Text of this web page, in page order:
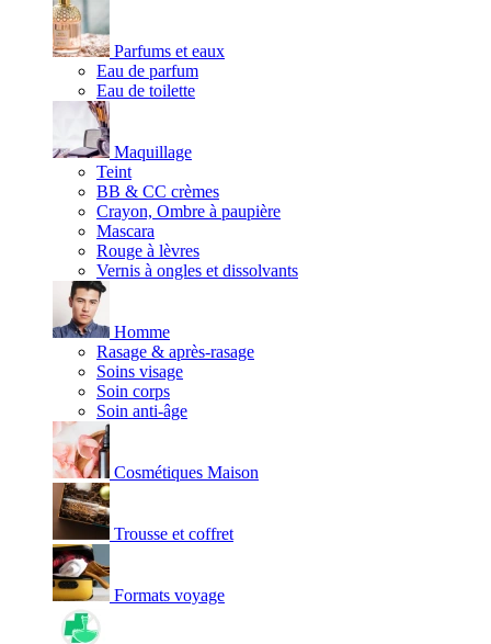
Parfums et eaux
Eau de parfum
Eau de toilette
Maquillage
Teint
BB & CC crèmes
Crayon, Ombre à paupière
Mascara
Rouge à lèvres
Vernis à ongles et dissolvants
Homme
Rasage & après-rasage
Soins visage
Soin corps
Soin anti-âge
Cosmétiques Maison
Trousse et coffret
Formats voyage